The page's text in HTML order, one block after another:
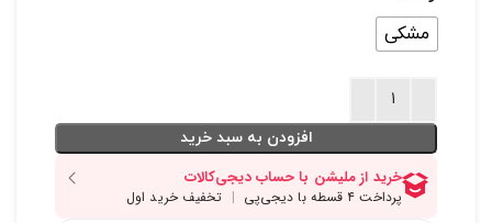
مشکی
افزودن به سبد خرید